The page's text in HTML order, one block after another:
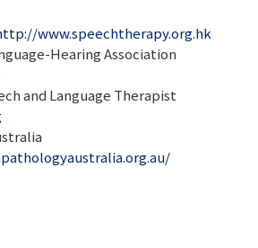
www.speechtherapy.org.hk
Hearing Association
and Language Therapist